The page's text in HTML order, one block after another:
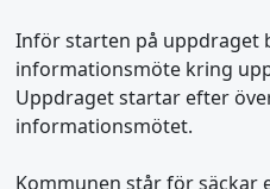
Inför starten på uppdraget
informationsmöte kring
Uppdraget startar efter
informationsmötet.
Kommunen står för säckar